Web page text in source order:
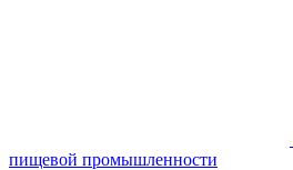
пищевой промышленности